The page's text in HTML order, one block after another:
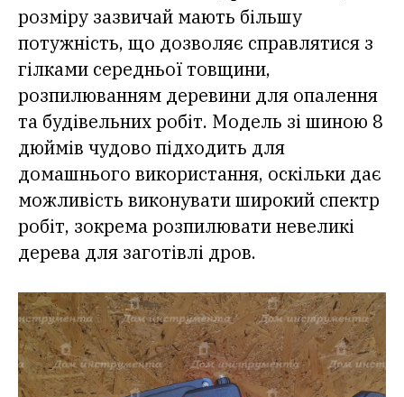
розміру зазвичай мають більшу
потужність, що дозволяє справлятися з
гілками середньої товщини,
розпилюванням деревини для опалення
та будівельних робіт. Модель зі шиною 8
дюймів чудово підходить для
домашнього використання, оскільки дає
можливість виконувати широкий спектр
робіт, зокрема розпилювати невеликі
дерева для заготівлі дров.